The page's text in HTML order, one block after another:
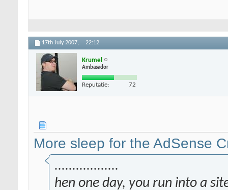
17th July 2007, 22:12
Krumel
Ambasador
Reputatie: 72
More sleep for the AdSense
..................
hen one day, you run into a